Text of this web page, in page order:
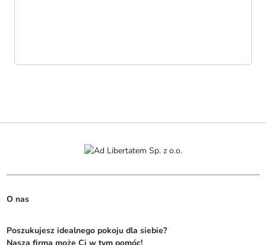
O nas
Poszukujesz idealnego pokoju dla siebie?